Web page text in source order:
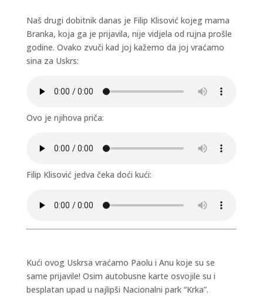
Naš drugi dobitnik danas je Filip Klisović kojeg mama
Branka, koja ga je prijavila, nije vidjela od rujna prošle
godine. Ovako zvuči kad joj kažemo da joj vraćamo
sina za Uskrs:
Ovo je njihova priča:
Filip Klisović jedva čeka doći kući:
Kući ovog Uskrsa vraćamo Paolu i Anu koje su se
same prijavile! Osim autobusne karte osvojile su i
besplatan upad u najlipši Nacionalni park “Krka”.